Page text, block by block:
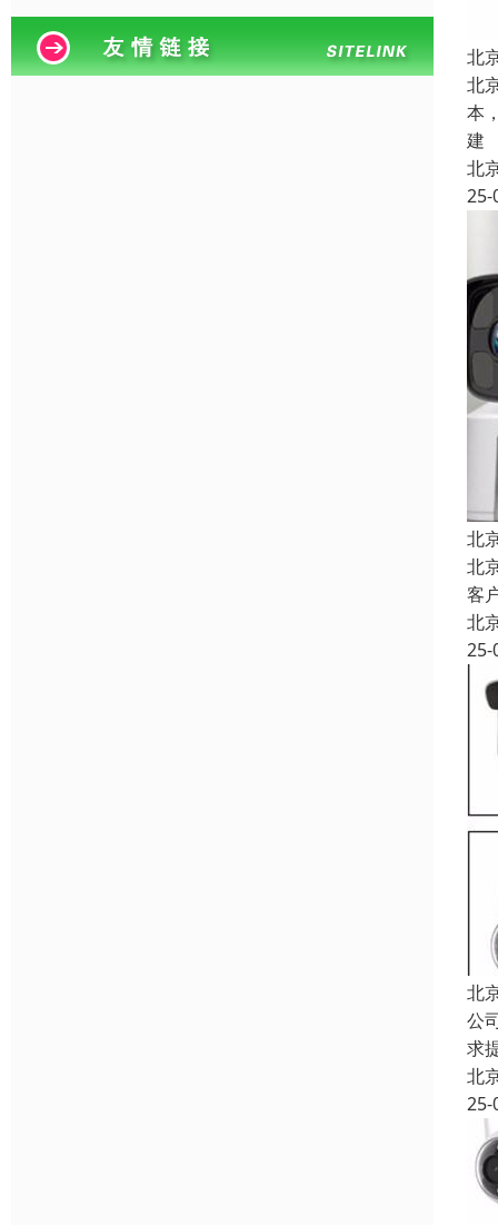
北
北
本
建
北
25-
北
北
客
北
25-
北
公
求
北
25-